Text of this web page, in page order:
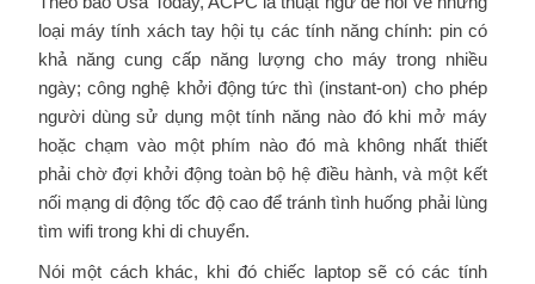
loại máy tính xách tay hội tụ các tính năng chính: pin có
khả năng cung cấp năng lượng cho máy trong nhiều
ngày; công nghệ khởi động tức thì (instant-on) cho phép
người dùng sử dụng một tính năng nào đó khi mở máy
hoặc chạm vào một phím nào đó mà không nhất thiết
phải chờ đợi khởi động toàn bộ hệ điều hành, và một kết
nối mạng di động tốc độ cao để tránh tình huống phải lùng
tìm wifi trong khi di chuyển.
Nói một cách khác, khi đó chiếc laptop sẽ có các tính